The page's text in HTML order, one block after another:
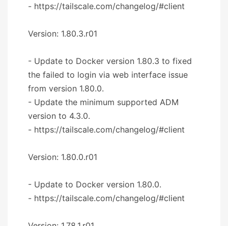
- https://tailscale.com/changelog/#client
Version: 1.80.3.r01
- Update to Docker version 1.80.3 to fixed
the failed to login via web interface issue
from version 1.80.0.
- Update the minimum supported ADM
version to 4.3.0.
- https://tailscale.com/changelog/#client
Version: 1.80.0.r01
- Update to Docker version 1.80.0.
- https://tailscale.com/changelog/#client